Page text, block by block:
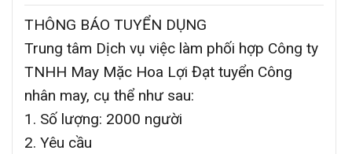
THÔNG BÁO TUYỂN DỤNG
Trung tâm Dịch vụ việc làm phối hợp Công ty
TNHH May Mặc Hoa Lợi Đạt tuyển Công
nhân may, cụ thể như sau:
1. Số lượng: 2000 người
2. Yêu cầu